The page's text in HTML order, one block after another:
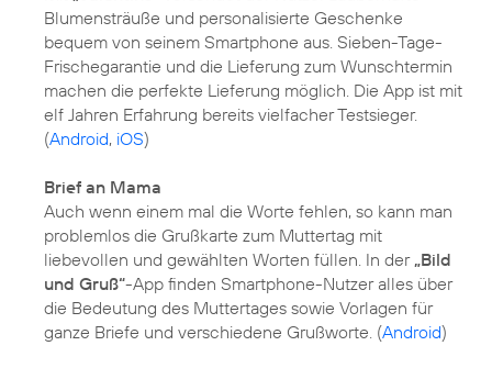
Blumensträuße und personalisierte Geschenke
bequem von seinem Smartphone aus. Sieben-Tage-
Frischegarantie und die Lieferung zum Wunschtermin
machen die perfekte Lieferung möglich. Die App ist mit
elf Jahren Erfahrung bereits vielfacher Testsieger.
(Android, iOS)
Brief an Mama
Auch wenn einem mal die Worte fehlen, so kann man
problemlos die Grußkarte zum Muttertag mit
liebevollen und gewählten Worten füllen. In der„Bild
und Gruß“-App finden Smartphone-Nutzer alles über
die Bedeutung des Muttertages sowie Vorlagen für
ganze Briefe und verschiedene Grußworte. (Android)